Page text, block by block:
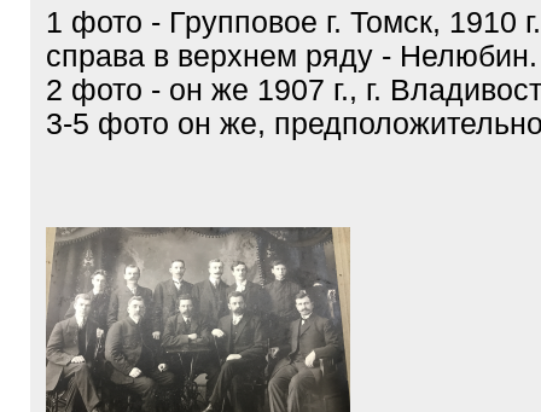
Тема:СИБИРСКИЙ ОКРУГ, ищем
родных\знакомых на
18.01.2024, 1:15
1 фото - Групповое г. Томск, 1910
справа в верхнем ряду - Нелюбин.
2 фото - он же 1907 г., г.
3-5 фото он же,